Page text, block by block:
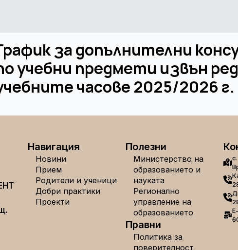
за допълнителни
учебни предмети извън
часове 2025/2026 г.
Навигация
Новини
Прием
Родители и ученици
Добри практики
Проекти
Полезни
Министерство на
образованието и
науката
Регионално
управление на
образованието
Правни
Политика за
поверителност